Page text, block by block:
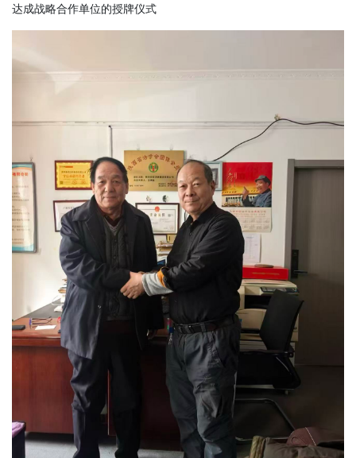
达成战略合作单位的授牌仪式